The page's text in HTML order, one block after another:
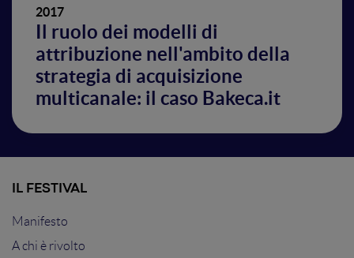
2017
Il ruolo dei modelli di
attribuzione nell'ambito della
strategia di acquisizione
multicanale: il caso Bakeca.it
IL FESTIVAL
Manifesto
A chi è rivolto